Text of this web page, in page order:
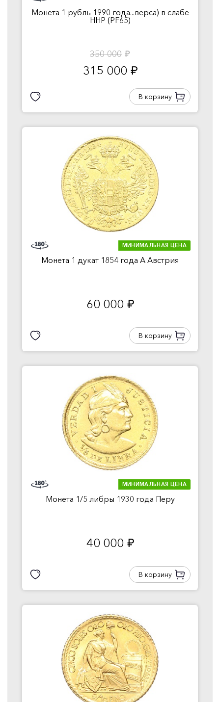
Монета 1 рубль 1990 года...верса) в слабе
ННР (PF65)
350 000 руб.
315 000 руб.
В корзину
МИНИМАЛЬНАЯ ЦЕНА
Монета 1 дукат 1854 года A Австрия
60 000 руб.
В корзину
МИНИМАЛЬНАЯ ЦЕНА
Монета 1/5 либры 1930 года Перу
40 000 руб.
В корзину